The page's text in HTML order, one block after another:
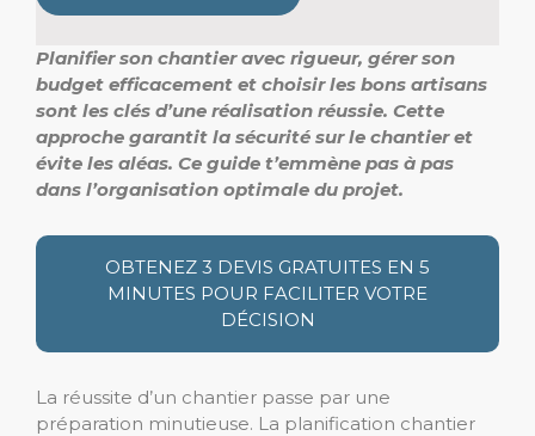
Planifier son chantier avec rigueur, gérer son
budget efficacement et choisir les bons artisans
sont les clés d’une réalisation réussie. Cette
approche garantit la sécurité sur le chantier et
évite les aléas. Ce guide t’emmène pas à pas
dans l’organisation optimale du projet.
OBTENEZ 3 DEVIS GRATUITES EN 5
MINUTES POUR FACILITER VOTRE
DÉCISION
La réussite d’un chantier passe par une
préparation minutieuse. La planification chantier